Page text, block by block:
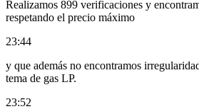
Realizamos 899 verificaciones y
respetando el precio máximo
23:44
y que además no encontramos
tema de gas LP.
23:52